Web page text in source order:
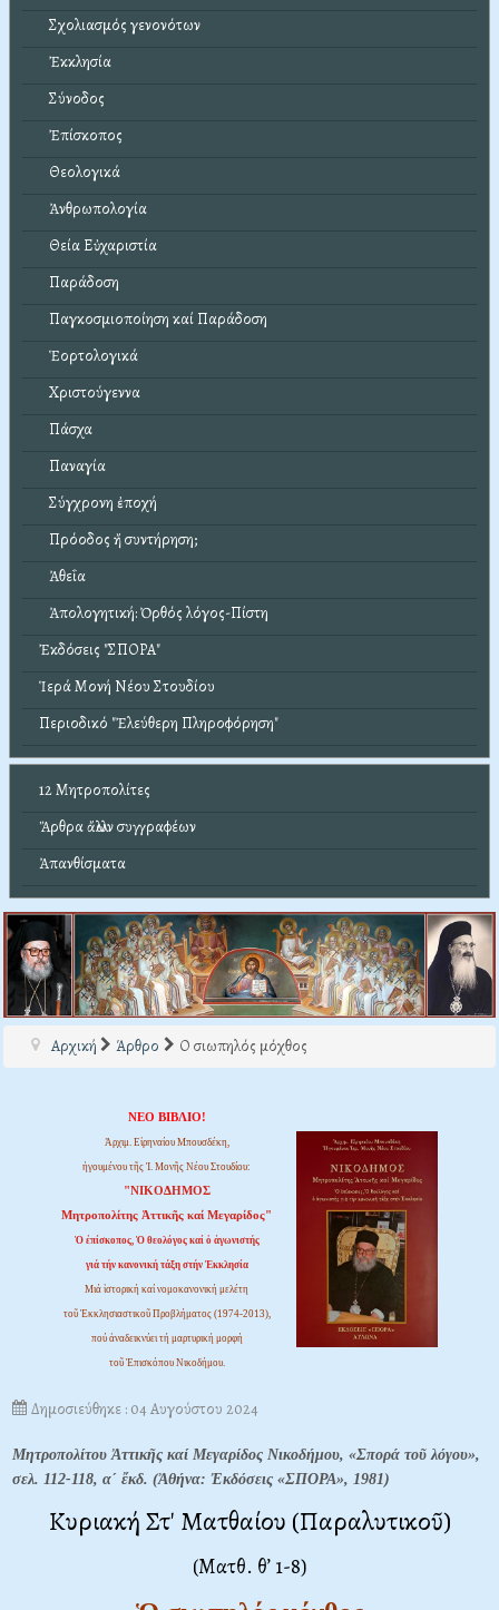
Σχολιασμός γενονότων
Ἐκκλησία
Σύνοδος
Ἐπίσκοπος
Θεολογικά
Ἀνθρωπολογία
Θεία Εὐχαριστία
Παράδοση
Παγκοσμιοποίηση καί Παράδοση
Ἑορτολογικά
Χριστούγεννα
Πάσχα
Παναγία
Σύγχρονη ἐποχή
Πρόοδος ἤ συντήρηση;
Ἀθεΐα
Ἀπολογητική: Ὀρθός λόγος-Πίστη
Ἐκδόσεις "ΣΠΟΡΑ"
Ἱερά Μονή Νέου Στουδίου
Περιοδικό "Ἐλεύθερη Πληροφόρηση"
12 Μητροπολίτες
Ἄρθρα ἄλλων συγγραφέων
Ἀπανθίσματα
Αρχική Άρθρο Ο σιωπηλός μόχθος
ΝΕΟ ΒΙΒΛΙΟ!
Ἀρχιμ. Εἰρηναίου Μπουσδέκη,
ἡγουμένου τῆς Ἱ. Μονῆς Νέου Στουδίου:
"ΝΙΚΟΔΗΜΟΣ
Μητροπολίτης Ἀττικῆς καί Μεγαρίδος"
Ὁ ἐπίσκοπος, Ὁ θεολόγος καί ὁ ἀγωνιστής
γιά τήν κανονική τάξη στήν Ἐκκλησία
Μιά ἱστορική καί νομοκανονική μελέτη
τοῦ Ἐκκλησιαστικοῦ Προβλήματος (1974-2013),
πού ἀναδεικνύει τή μαρτυρική μορφή
τοῦ Ἐπισκόπου Νικοδήμου.
Δημοσιεύθηκε : 04 Αυγούστου 2024
Μητροπολίτου Ἀττικῆς καί Μεγαρίδος Νικοδήμου, «Σπορά τοῦ λόγου»,
σελ. 112-118, α΄ ἔκδ. (Ἀθήνα: Ἐκδόσεις «ΣΠΟΡΑ», 1981)
Κυριακή Στ' Ματθαίου (Παραλυτικοῦ)
(Ματθ. θ’ 1-8)